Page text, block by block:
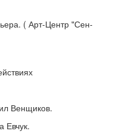
( Арт-Центр "Сен-
Венщиков.
Евчук.